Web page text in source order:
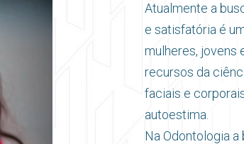
Atualmente a
e satisfatória é
mulheres, jovens
recursos da
faciais e
autoestima.
Na Odontologia